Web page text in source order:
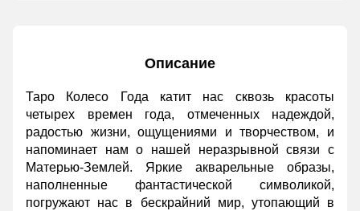
Описание
Таро Колесо Года катит нас сквозь красоты
четырех времен года, отмеченных надеждой,
радостью жизни, ощущениями и творчеством, и
напоминает нам о нашей неразрывной связи с
Матерью-Землей. Яркие акварельные образы,
наполненные фантастической символикой,
погружают нас в бескрайний мир, утопающий в